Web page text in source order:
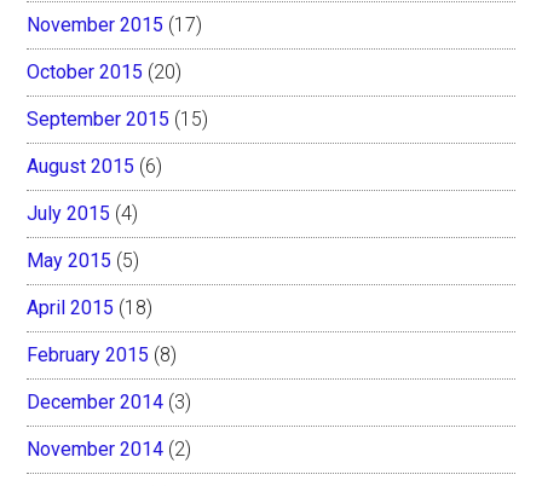
November 2015 (17)
October 2015 (20)
September 2015 (15)
August 2015 (6)
July 2015 (4)
May 2015 (5)
April 2015 (18)
February 2015 (8)
December 2014 (3)
November 2014 (2)